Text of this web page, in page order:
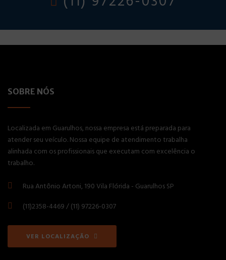
SOBRE NÓS
Localizada em Guarulhos, nossa empresa está preparada para
atender seu veículo. Nossa equipe de atendimento trabalha
alinhada com os profissionais que executam com excelência o
trabalho.
Rua Antônio Artoni, 190 Vila Flórida - Guarulhos SP
(11)2358-4469 / (11) 97226-0307
VER LOCALIZAÇÃO